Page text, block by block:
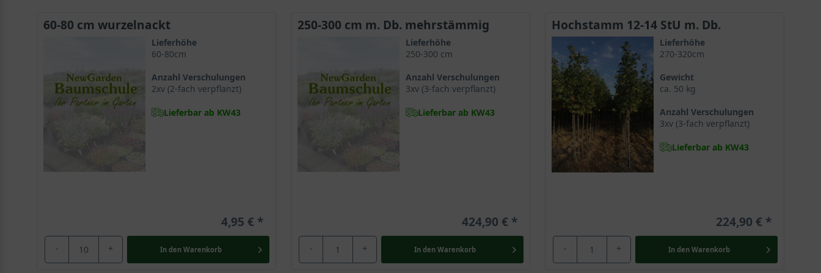
Der optimale Standort für die Platanus hispanica
Die Ahornblättrige Platane gilt insgesamt als genügsam und anspruchslos. Sie bevorzugt sowohl sandige als auch lehmige Böden und toleriert sogar zeitweise Überflutung.
Generell präferiert sie feuchte, frische sowie tiefgründige Substrate und erweist sich dort als atemberaubende Gartenkönigin.
Eine kräftige Herzwurzel versorgt die Ahornblättrigen Platane
Der prächtige Großbaum wird über ein starkes und dicht verzweigtes Wurzelwerk versorgt. Die kräftige Herzwurzel verschafft ihm Robustheit und macht die Platane zu einem
zuverlässigen Highlight, das mit unvergleichlichem Charme jeden Gärtner zum Schwärmen bringt.
Die Platanus hispanica gilt im Unterschied zu ihrer Mutterart Platanus orientalis als gut winterhart und frosttauglich. Sie übersteht Temperaturen bis zu minus 23 Grad Celsius
60-80 cm wurzelnackt
Lieferhöhe
60-80cm
Anzahl Verschulungen
2xv (2-fach verpflanzt)
Lieferbar ab KW43
4,95 €
- + In den Warenkorb
250-300 cm m. Db. mehrstämmig
Lieferhöhe
250-300 cm
Anzahl Verschulungen
3xv (3-fach verpflanzt)
Lieferbar ab KW43
424,90 €
- + In den Warenkorb
Hochstamm 12-14 StU m. Db.
Lieferhöhe
270-320cm
Gewicht
ca. 50 kg
Anzahl Verschulungen
3xv (3-fach verpflanzt)
Lieferbar ab KW43
224,90 €
- + In den Warenkorb